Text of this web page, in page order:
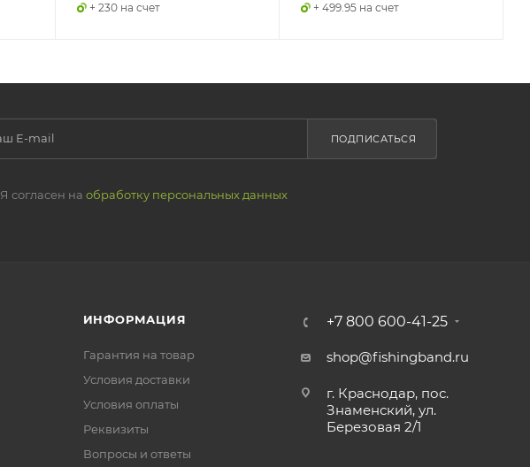
+ 230 на счет + 499.95 на счет
Я согласен наобработку персональных данных
ПОДПИСАТЬСЯ
ИНФОРМАЦИЯ
Гарантия на товар
Условия доставки
Условия оплаты
Реквизиты
Вопросы и ответы
+7 800 600-41-25
shop@fishingband.ru
г. Краснодар, пос.
Знаменский, ул.
Березовая 2/1